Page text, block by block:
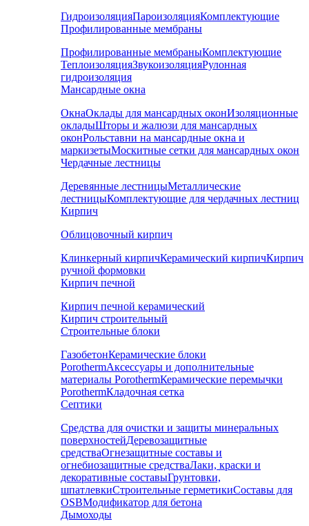
ГидроизоляцияПароизоляцияКомплектующие
Профилированные мембраны
Профилированные мембраныКомплектующие
ТеплоизоляцияЗвукоизоляцияРулонная
гидроизоляция
Мансардные окна
ОкнаОклады для мансардных оконИзоляционные
окладыШторы и жалюзи для мансардных
оконРольставни на мансардные окна и
маркизетыМоскитные сетки для мансардных окон
Чердачные лестницы
Деревянные лестницыМеталлические
лестницыКомплектующие для чердачных лестниц
Кирпич
Облицовочный кирпич
Клинкерный кирпичКерамический кирпичКирпич
ручной формовки
Кирпич печной
Кирпич печной керамический
Кирпич строительный
Строительные блоки
ГазобетонКерамические блоки
PorothermАксессуары и дополнительные
материалы PorothermКерамические перемычки
PorothermКладочная сетка
Септики
Средства для очистки и защиты минеральных
поверхностейДеревозащитные
средстваОгнезащитные составы и
огнебиозащитные средстваЛаки, краски и
декоративные составыГрунтовки,
шпатлевкиСтроительные герметикиСоставы для
OSBМодификатор для бетона
Дымоходы